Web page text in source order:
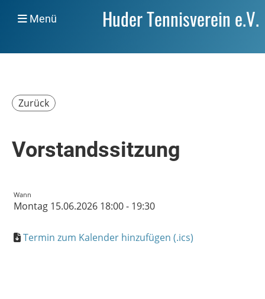
Huder Tennisverein e.V.
Menü
Zurück
Vorstandssitzung
Wann
Montag 15.06.2026 18:00 - 19:30
Termin zum Kalender hinzufügen (.ics)